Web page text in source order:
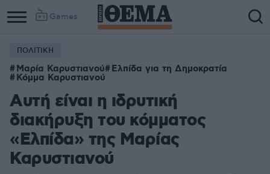
Games
ΠΟΛΙΤΙΚΗ
Μαρία Καρυστιανού Ελπίδα για τη Δημοκρατία
Κόμμα Καρυστιανού
Αυτή είναι η ιδρυτική
διακήρυξη του κόμματος
«Ελπίδα» της Μαρίας
Καρυστιανού